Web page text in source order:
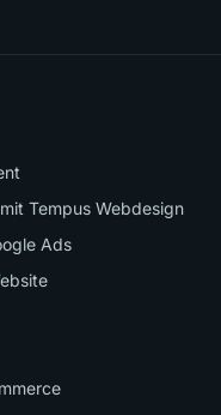
Tempus Webdesign
Ads